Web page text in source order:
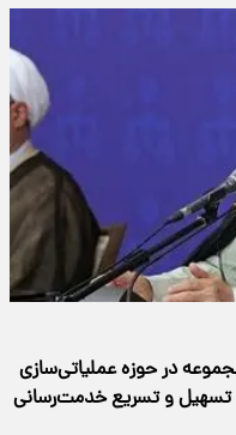
در حوزه عملیاتی‌سازی
و تسهیل و تسریع خدمت‌رسانی